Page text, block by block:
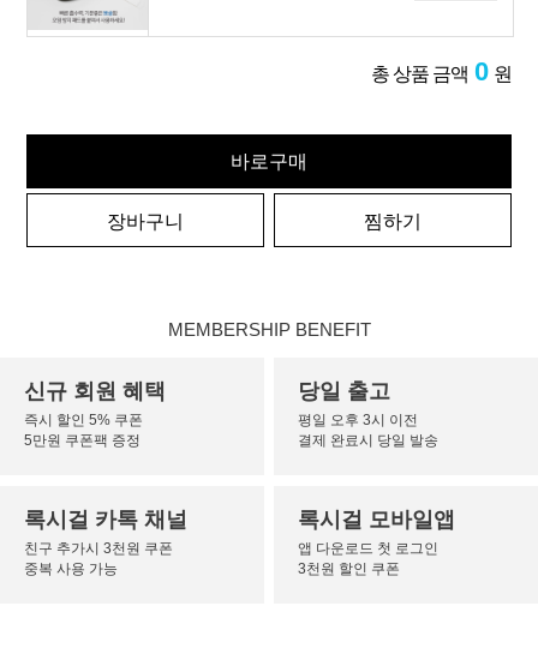
총 상품 금액 0 원
바로구매
장바구니 찜하기
MEMBERSHIP BENEFIT
신규 회원 혜택
즉시 할인 5% 쿠폰
5만원 쿠폰팩 증정
당일 출고
평일 오후 3시 이전
결제 완료시 당일 발송
록시걸 카톡 채널
친구 추가시 3천원 쿠폰
중복 사용 가능
록시걸 모바일앱
앱 다운로드 첫 로그인
3천원 할인 쿠폰